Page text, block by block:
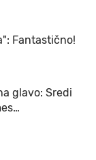
Fantastično!
glavo: Sredi